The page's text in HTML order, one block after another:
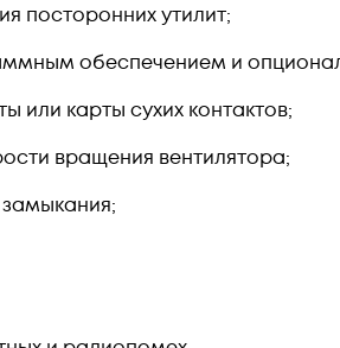
посторонних утилит;
обеспечением и
или карты сухих контактов;
вращения вентилятора;